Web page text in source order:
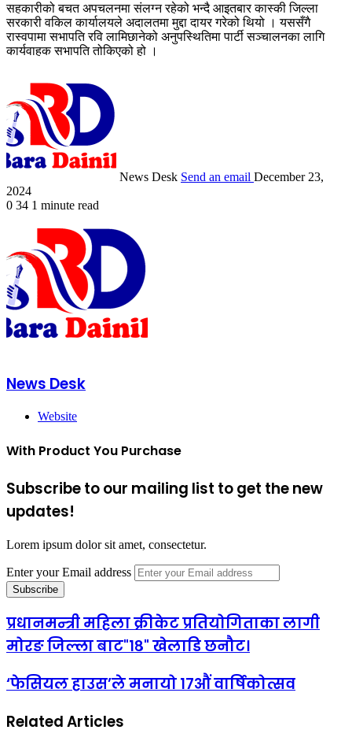
सहकारीको बचत अपचलनमा संलग्न रहेको भन्दै आइतबार कास्की जिल्ला
सरकारी वकिल कार्यालयले अदालतमा मुद्दा दायर गरेको थियो । यससँगै
रास्वपामा सभापति रवि लामिछानेको अनुपस्थितिमा पार्टी सञ्चालनका लागि
कार्यवाहक सभापति तोकिएको हो ।
News Desk Send an email December 23,
2024
0 34 1 minute read
News Desk
Website
With Product You Purchase
Subscribe to our mailing list to get the new
updates!
Lorem ipsum dolor sit amet, consectetur.
Enter your Email address
प्रधानमन्त्री महिला क्रीकेट प्रतियोगिताका लागी
मोरङ जिल्ला बाट"१८" खेलाडि छनौट।
‘फेसियल हाउस’ले मनायो १७औं वार्षिकोत्सव
Related Articles